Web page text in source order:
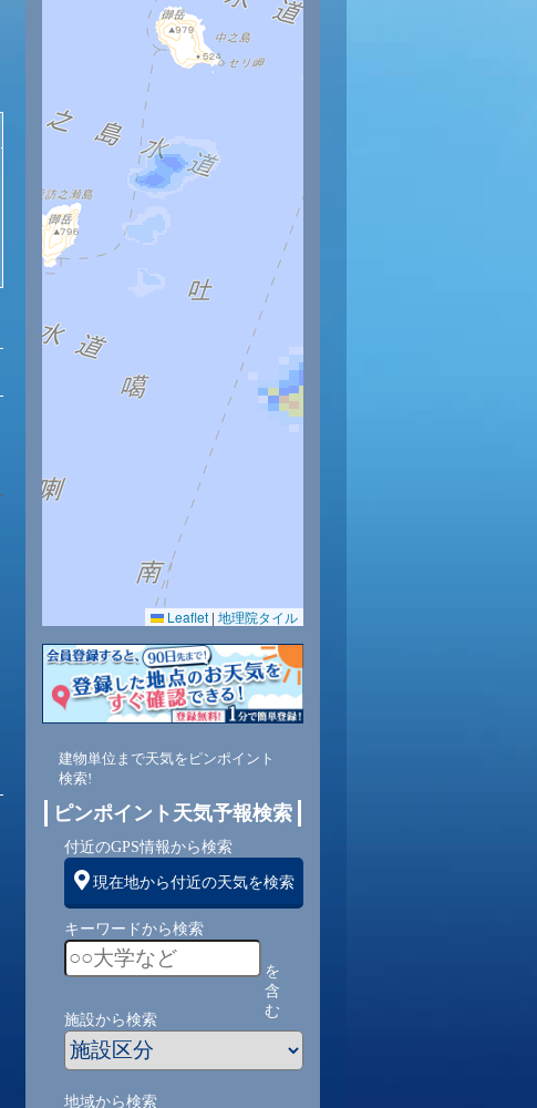
12時 15時 16時
0.0
80 80 80 80 80
東 東 東 東 東
10
Leaflet | 地理院タイル
建物単位まで天気をピンポイント
検索!
ピンポイント天気予報検索
付近のGPS情報から検索
現在地から付近の天気を検索
キーワードから検索
を
含
む
施設から検索
地域から検索